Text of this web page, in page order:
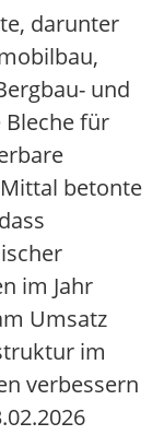
darunter
und
für
betonte
im Jahr
Umsatz
im
verbessern